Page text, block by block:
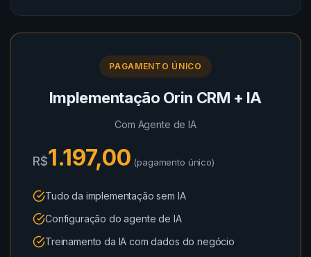
PAGAMENTO ÚNICO
Implementação Orin CRM + IA
Com Agente de IA
R$1.197,00 (pagamento único)
Tudo da implementação sem IA
Configuração do agente de IA
Treinamento da IA com dados do negócio